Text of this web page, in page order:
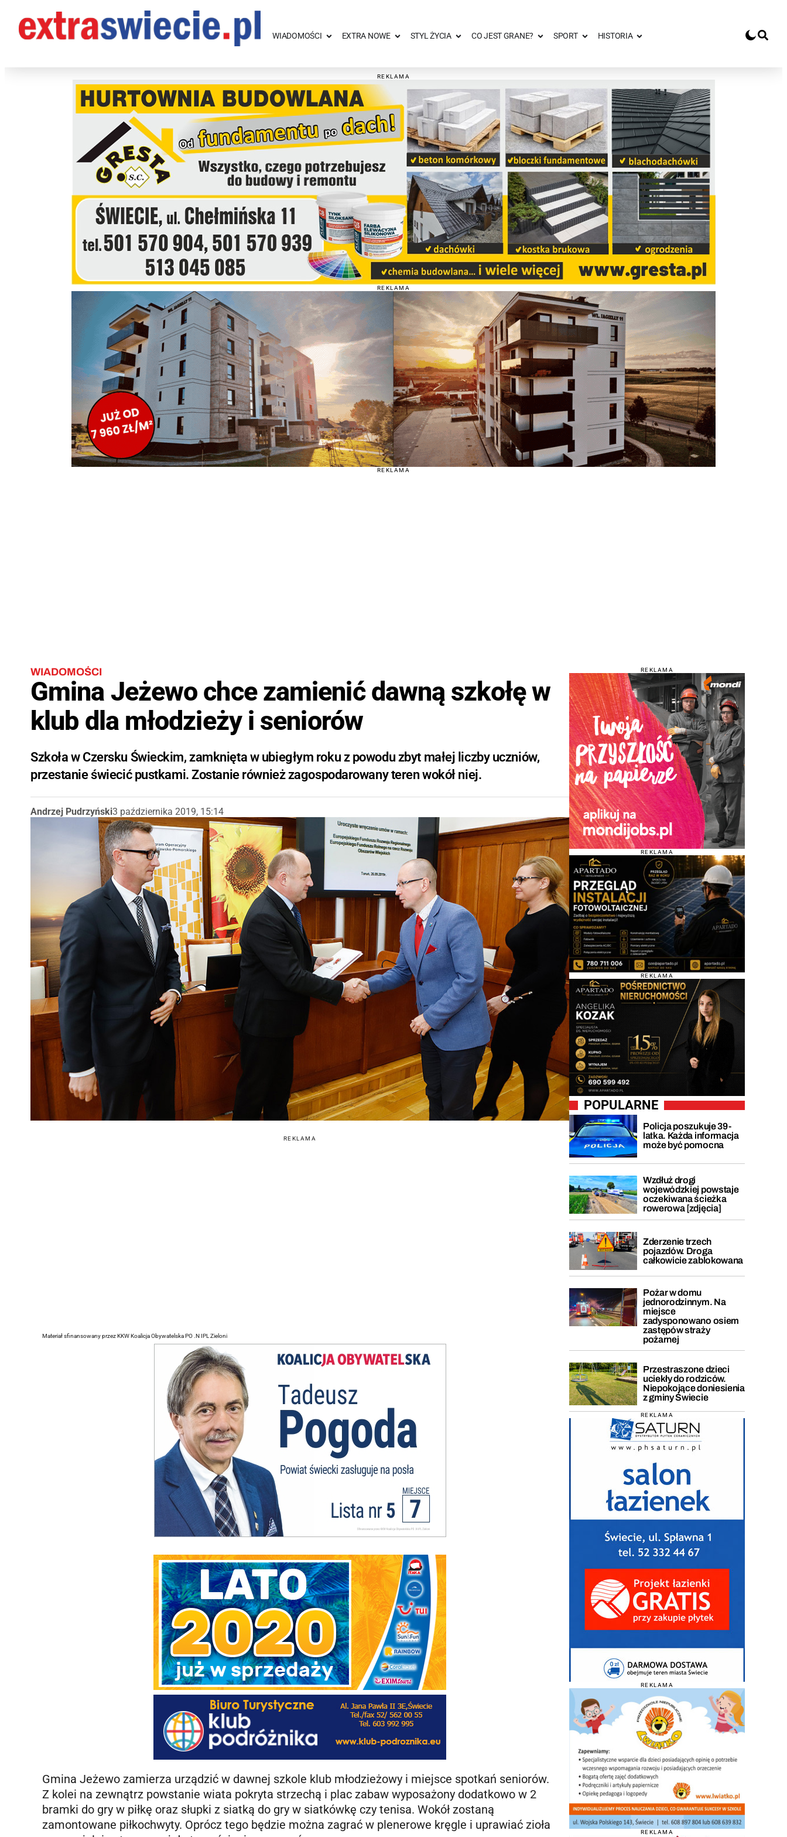
WIADOMOŚCI EXTRA NOWE STYL ŻYCIA CO JEST GRANE? SPORT HISTORIA
REKLAMA
REKLAMA
REKLAMA
WIADOMOŚCI
Gmina Jeżewo chce zamienić dawną szkołę w
klub dla młodzieży i seniorów
Szkoła w Czersku Świeckim, zamknięta w ubiegłym roku z powodu zbyt małej liczby uczniów,
przestanie świecić pustkami. Zostanie również zagospodarowany teren wokół niej.
Andrzej Pudrzyński3 października 2019, 15:14
REKLAMA
Materiał sfinansowany przez KKW Koalicja Obywatelska PO .N IPL Zieloni
Gmina Jeżewo zamierza urządzić w dawnej szkole klub młodzieżowy i miejsce spotkań seniorów.
Z kolei na zewnątrz powstanie wiata pokryta strzechą i plac zabaw wyposażony dodatkowo w 2
bramki do gry w piłkę oraz słupki z siatką do gry w siatkówkę czy tenisa. Wokół zostaną
zamontowane piłkochwyty. Oprócz tego będzie można zagrać w plenerowe kręgle i uprawiać zioła
REKLAMA
REKLAMA
REKLAMA
POPULARNE
Policja poszukuje 39-
latka. Każda informacja
może być pomocna
Wzdłuż drogi
wojewódzkiej powstaje
oczekiwana ścieżka
rowerowa [zdjęcia]
Zderzenie trzech
pojazdów. Droga
całkowicie zablokowana
Pożar w domu
jednorodzinnym. Na
miejsce
zadysponowano osiem
zastępów straży
pożarnej
Przestraszone dzieci
uciekły do rodziców.
Niepokojące doniesienia
z gminy Świecie
REKLAMA
REKLAMA
REKLAMA